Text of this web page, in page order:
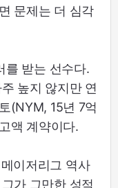
문제는 더 심각
를 받는 선수다.
높지 않지만 연
(NYM, 15년 7억
액 계약이다.
이저리그 역사
가 그만한 성적